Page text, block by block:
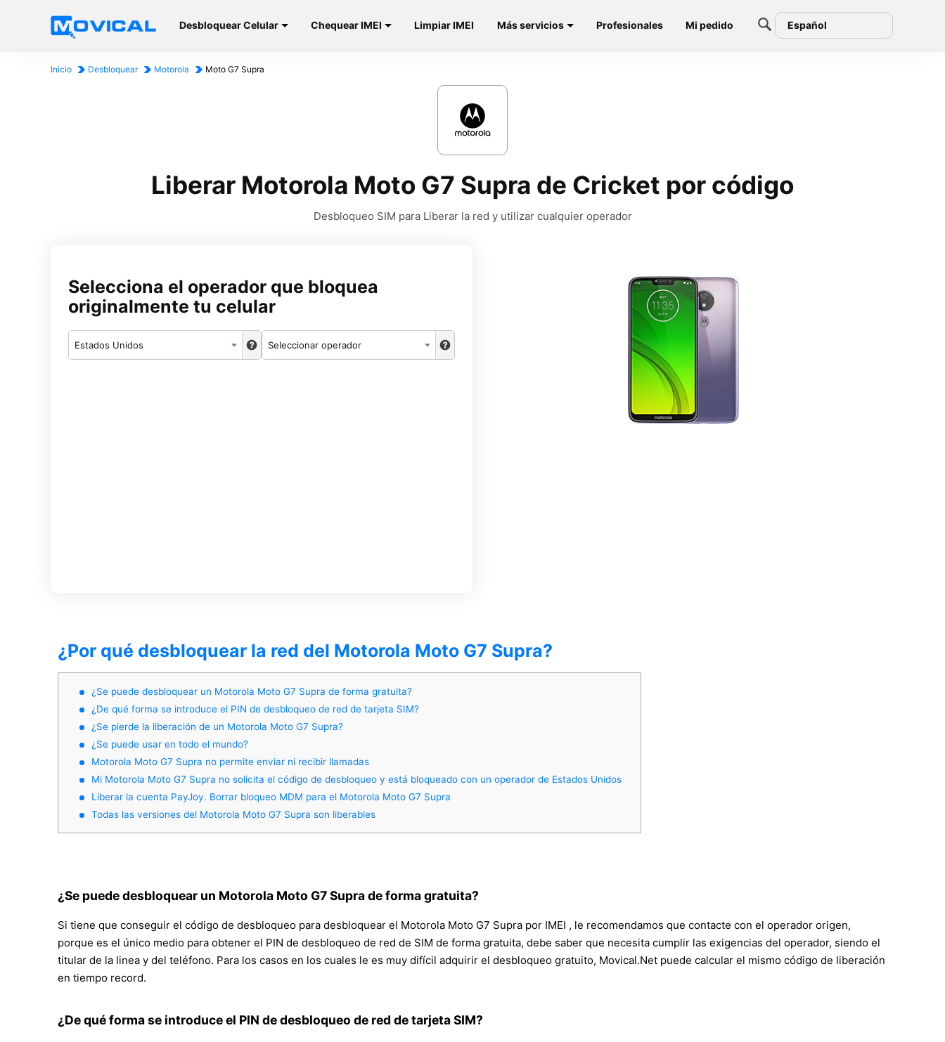
Desbloquear Celular Chequear IMEI Limpiar IMEI Más servicios Profesionales Mi pedido Español
Inicio Desbloquear Motorola Moto G7 Supra
Liberar Motorola Moto G7 Supra de Cricket por código
Desbloqueo SIM para Liberar la red y utilizar cualquier operador
Selecciona el operador que bloquea
originalmente tu celular
Estados Unidos Seleccionar operador
¿Por qué desbloquear la red del Motorola Moto G7 Supra?
¿Se puede desbloquear un Motorola Moto G7 Supra de forma gratuita?
¿De qué forma se introduce el PIN de desbloqueo de red de tarjeta SIM?
¿Se pierde la liberación de un Motorola Moto G7 Supra?
¿Se puede usar en todo el mundo?
Motorola Moto G7 Supra no permite enviar ni recibir llamadas
Mi Motorola Moto G7 Supra no solicita el código de desbloqueo y está bloqueado con un operador de Estados Unidos
Liberar la cuenta PayJoy. Borrar bloqueo MDM para el Motorola Moto G7 Supra
Todas las versiones del Motorola Moto G7 Supra son liberables
¿Se puede desbloquear un Motorola Moto G7 Supra de forma gratuita?
Si tiene que conseguir el código de desbloqueo para desbloquear el Motorola Moto G7 Supra por IMEI , le recomendamos que contacte con el operador origen,
porque es el único medio para obtener el PIN de desbloqueo de red de SIM de forma gratuita, debe saber que necesita cumplir las exigencias del operador, siendo el
titular de la linea y del teléfono. Para los casos en los cuales le es muy difícil adquirir el desbloqueo gratuito, Movical.Net puede calcular el mismo código de liberación
en tiempo record.
¿De qué forma se introduce el PIN de desbloqueo de red de tarjeta SIM?